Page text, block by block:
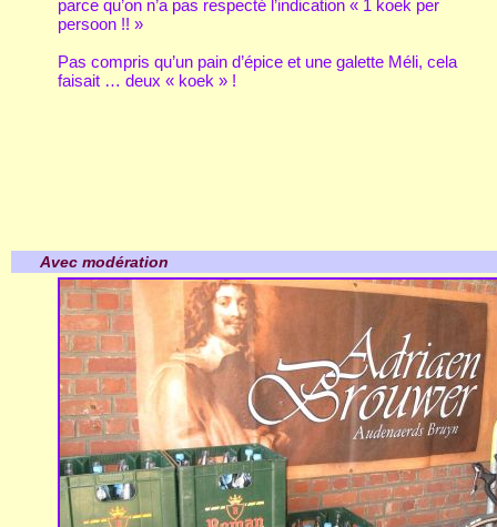
parce qu’on n’a pas respecté l’indication « 1 koek per
persoon !! »
Pas compris qu’un pain d’épice et une galette Méli, cela
faisait … deux « koek » !
Avec modération